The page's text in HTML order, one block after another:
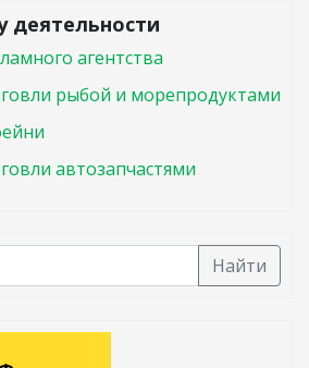
деятельности
агентства
рыбой и морепродуктами
автозапчастями
Найти
результатов используйте